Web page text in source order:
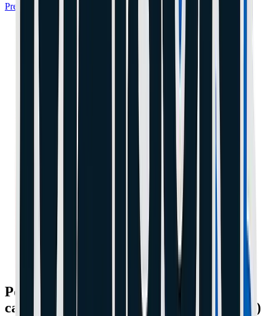
Prendre Rendez-vous à l'Atelier
Pourquoi le garde-boue de la Xiaomi
casse tout le temps (et comment le sauver)